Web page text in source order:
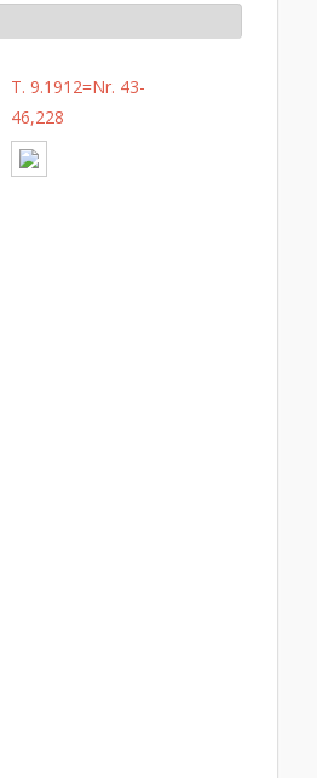
T. 9.1912=Nr. 43-
46,228